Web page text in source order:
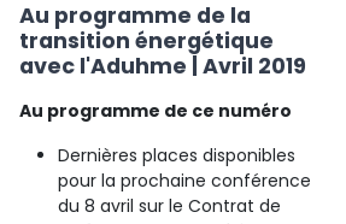
Au programme de la
transition énergétique
avec l'Aduhme | Avril 2019
Au programme de ce numéro
Dernières places disponibles
pour la prochaine conférence
du 8 avril sur le Contrat de